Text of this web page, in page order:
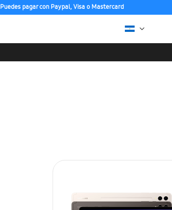
Puedes pagar con Paypal, Visa o Mastercard